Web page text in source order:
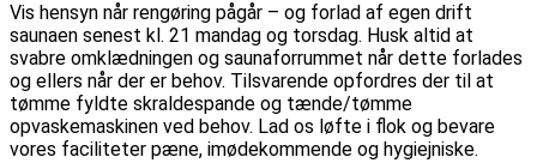
Vis hensyn når rengøring pågår – og forlad af egen drift
saunaen senest kl. 21 mandag og torsdag. Husk altid at
svabre omklædningen og saunaforrummet når dette forlades
og ellers når der er behov. Tilsvarende opfordres der til at
tømme fyldte skraldespande og tænde/tømme
opvaskemaskinen ved behov. Lad os løfte i flok og bevare
vores faciliteter pæne, imødekommende og hygiejniske.